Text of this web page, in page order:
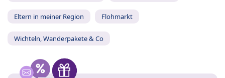
Eltern in meiner Region Flohmarkt
Wichteln, Wanderpakete & Co